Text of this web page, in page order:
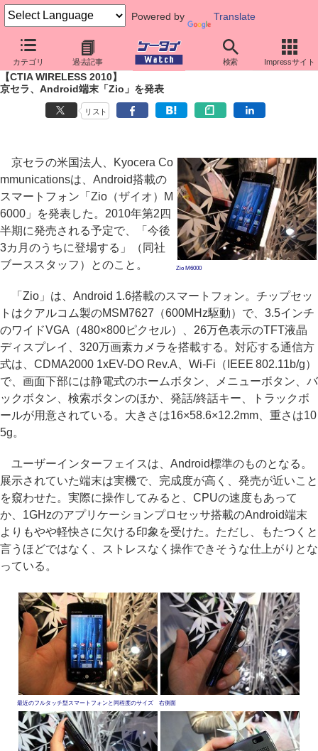
Powered by Translate
カテゴリ 過去記事 検索 Impressサイト
ケータイ Watch イベント CTIA Wireless
2010
【CTIA WIRELESS 2010】
京セラ、Android端末「Zio」を発表
リスト
Zio M6000
京セラの米国法人、Kyocera Co
mmunicationsは、Android搭載の
スマートフォン「Zio（ザイオ）M
6000」を発表した。2010年第2四
半期に発売される予定で、「今後
3カ月のうちに登場する」（同社
ブーススタッフ）とのこと。
「Zio」は、Android 1.6搭載のスマートフォン。チップセッ
トはクアルコム製のMSM7627（600MHz駆動）で、3.5インチ
のワイドVGA（480×800ピクセル）、26万色表示のTFT液晶
ディスプレイ、320万画素カメラを搭載する。対応する通信方
式は、CDMA2000 1xEV-DO Rev.A、Wi-Fi（IEEE 802.11b/g）
で、画面下部には静電式のホームボタン、メニューボタン、バ
ックボタン、検索ボタンのほか、発話/終話キー、トラックボ
ールが用意されている。大きさは16×58.6×12.2mm、重さは10
5g。
ユーザーインターフェイスは、Android標準のものとなる。
展示されていた端末は実機で、完成度が高く、発売が近いこと
を窺わせた。実際に操作してみると、CPUの速度もあって
か、1GHzのアプリケーションプロセッサ搭載のAndroid端末
よりもやや軽快さに欠ける印象を受けた。ただし、もたつくと
言うほどではなく、ストレスなく操作できそうな仕上がりとな
っている。
最近のフルタッチ型スマートフォンと同程度のサイズ 右側面